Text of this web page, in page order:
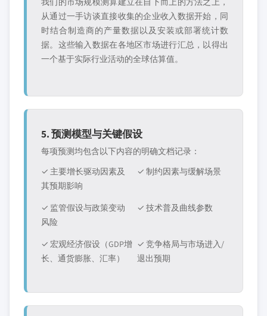
从通过一手访谈直接收集的企业收入数据开始，同
时结合制造商的产量数据以及安装或部署统计数
据。这些输入数据在各地区市场进行汇总，以得出
一个基于实际行业活动的全球估算值。
5. 预测模型与关键假设
每项预测均包含以下内容的明确文档记录：
✓ 主要增长驱动因素及
其预期影响
✓ 制约因素与缓解场景
✓ 监管假设与政策变动
风险
✓ 技术普及曲线参数
✓ 宏观经济假设（GDP增
长、通货膨胀、汇率）
✓ 竞争格局与市场进入/
退出预期